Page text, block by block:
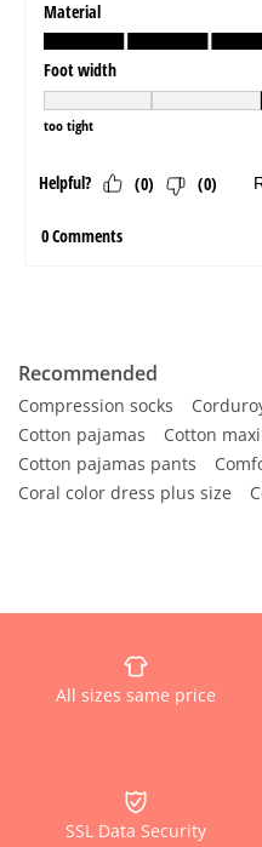
Recommended
Compression socks
Cotton pajamas
Cotton
Cotton pajamas pants
Coral color dress plus size
All sizes same price
SSL Data Security